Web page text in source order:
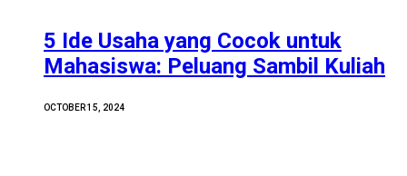
5 Ide Usaha yang Cocok untuk
Mahasiswa: Peluang Sambil Kuliah
OCTOBER 15, 2024